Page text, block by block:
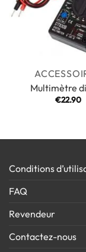
Multimètre
€22.90
Conditions
FAQ
Revendeur
Contactez-nous